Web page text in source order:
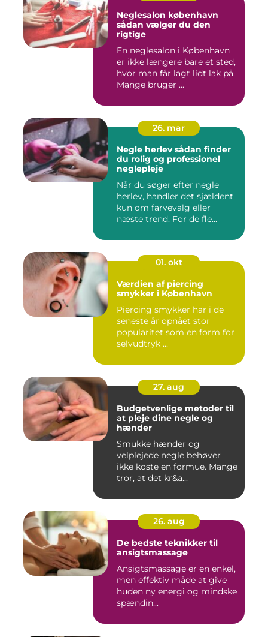
Neglesalon københavn
sådan vælger du den
rigtige
En neglesalon i København
er ikke længere bare et sted,
hvor man får lagt lidt lak på.
Mange bruger ...
26. mar
Negle herlev sådan finder
du rolig og professionel
neglepleje
Når du søger efter negle
herlev, handler det sjældent
kun om farvevalg eller
næste trend. For de fle...
01. okt
Værdien af piercing
smykker i København
Piercing smykker har i de
seneste år opnået stor
popularitet som en form for
selvudtryk ...
27. aug
Budgetvenlige metoder til
at pleje dine negle og
hænder
Smukke hænder og
velplejede negle behøver
ikke koste en formue. Mange
tror, at det kr&a...
26. aug
De bedste teknikker til
ansigtsmassage
Ansigtsmassage er en enkel,
men effektiv måde at give
huden ny energi og mindske
spændin...